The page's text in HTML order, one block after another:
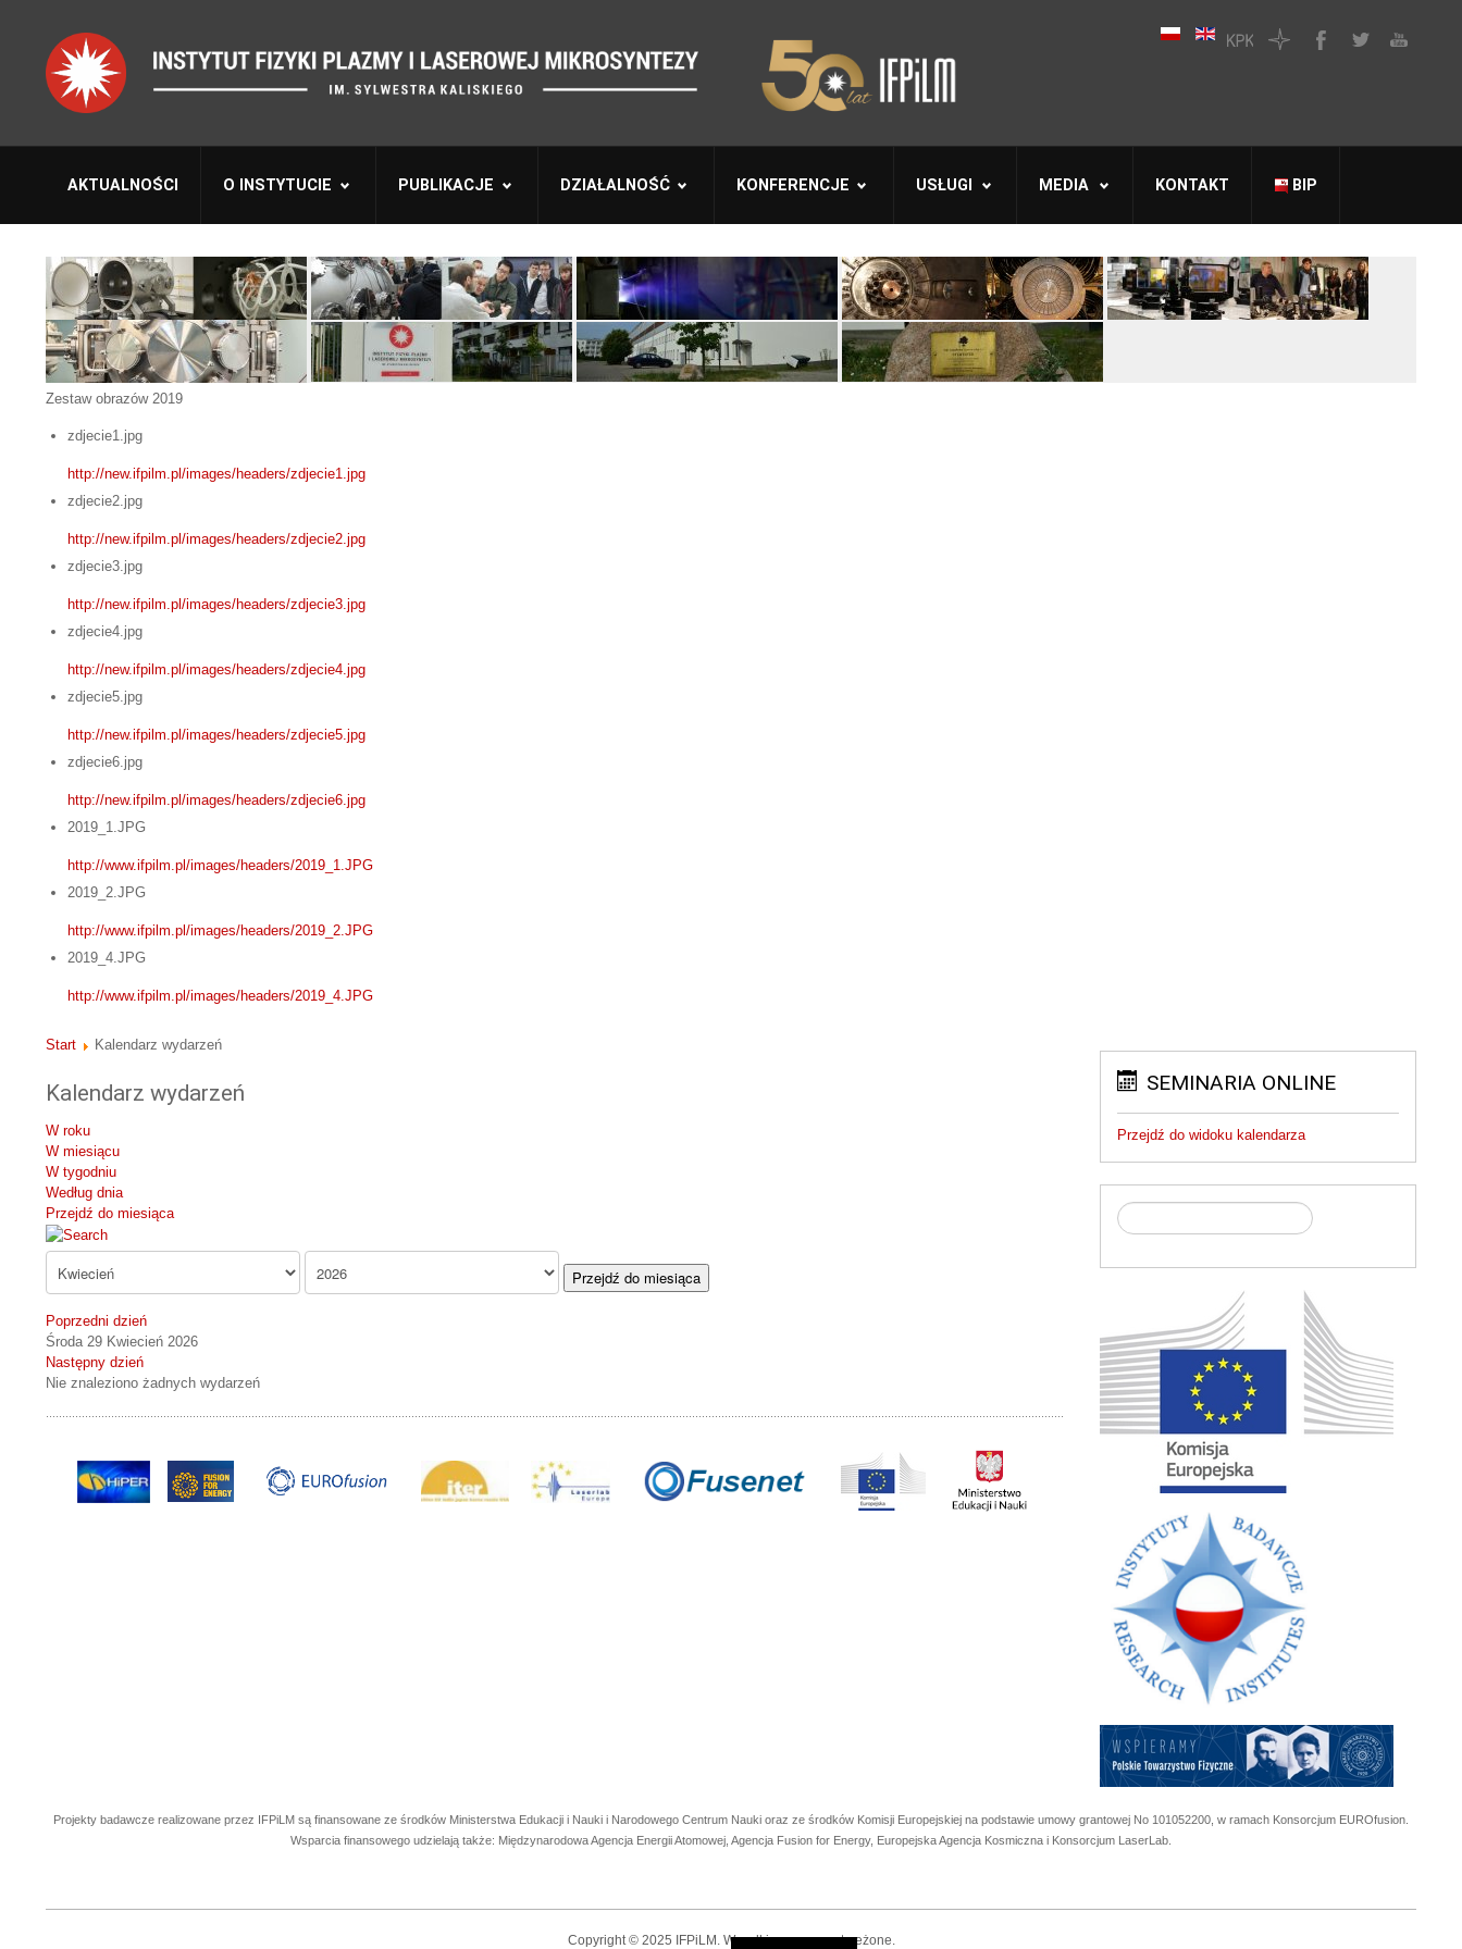
AKTUALNOŚCI O INSTYTUCIE PUBLIKACJE DZIAŁALNOŚĆ KONFERENCJE USŁUGI MEDIA KONTAKT BIP
Zestaw obrazów 2019
zdjecie1.jpg
http://new.ifpilm.pl/images/headers/zdjecie1.jpg
zdjecie2.jpg
http://new.ifpilm.pl/images/headers/zdjecie2.jpg
zdjecie3.jpg
http://new.ifpilm.pl/images/headers/zdjecie3.jpg
zdjecie4.jpg
http://new.ifpilm.pl/images/headers/zdjecie4.jpg
zdjecie5.jpg
http://new.ifpilm.pl/images/headers/zdjecie5.jpg
zdjecie6.jpg
http://new.ifpilm.pl/images/headers/zdjecie6.jpg
2019_1.JPG
http://www.ifpilm.pl/images/headers/2019_1.JPG
2019_2.JPG
http://www.ifpilm.pl/images/headers/2019_2.JPG
2019_4.JPG
http://www.ifpilm.pl/images/headers/2019_4.JPG
Start Kalendarz wydarzeń
Kalendarz wydarzeń
W roku
W miesiącu
W tygodniu
Według dnia
Przejdź do miesiąca
Przejdź do miesiąca
Poprzedni dzień
Środa 29 Kwiecień 2026
Następny dzień
Nie znaleziono żadnych wydarzeń
SEMINARIA ONLINE
Przejdź do widoku kalendarza
Projekty badawcze realizowane przez IFPiLM są finansowane ze środków Ministerstwa Edukacji i Nauki i Narodowego Centrum Nauki oraz ze środków Komisji Europejskiej na podstawie umowy grantowej No 101052200, w ramach Konsorcjum EUROfusion.
Wsparcia finansowego udzielają także: Międzynarodowa Agencja Energii Atomowej, Agencja Fusion for Energy, Europejska Agencja Kosmiczna i Konsorcjum LaserLab.
Copyright © 2025 IFPiLM. Wszelkie prawa zastrzeżone.